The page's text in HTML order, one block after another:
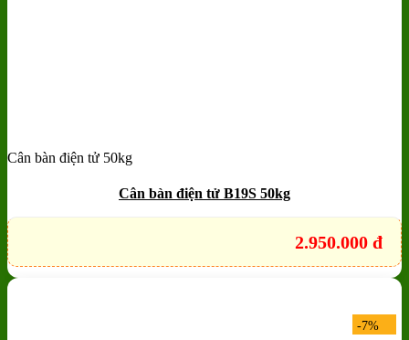
Add to wishlist
Cân bàn điện tử 50kg
Cân bàn điện tử B19S 50kg
2.950.000 đ
-7%